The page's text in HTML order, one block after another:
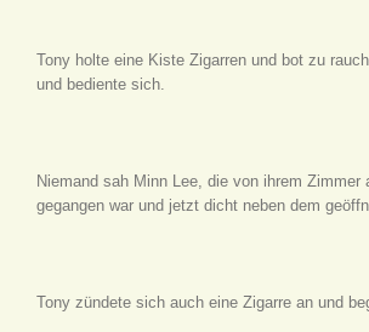
Tony holte eine Kiste Zigarren und bot zu
und bediente sich.
Niemand sah Minn Lee, die von ihrem Zimmer
gegangen war und jetzt dicht neben dem
Tony zündete sich auch eine Zigarre an und